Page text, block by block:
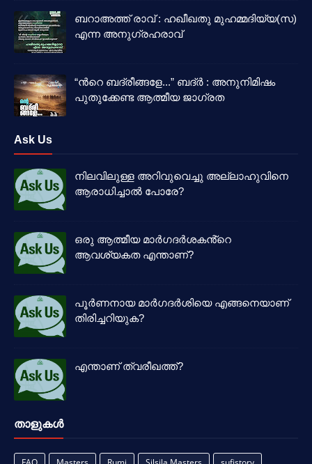
ബറാഅത്ത് രാവ് : ഹഖീഖതു മുഹമ്മദിയ്യ(സ)
എന്ന അനുഗ്രഹരാവ്
“ൻറെ ബദ്‌രീങ്ങളേ...” ബദ്‌ർ : അനുനിമിഷം
പുതുക്കേണ്ട ആത്മീയ ജാഗ്രത
Ask Us
നിലവിലുള്ള അറിവുവെച്ചു അല്ലാഹുവിനെ
ആരാധിച്ചാൽ പോരേ?
ഒരു ആത്മീയ മാർഗദർശകൻ്റെ
ആവശ്യകത എന്താണ്?
പൂർണനായ മാർഗദർശിയെ എങ്ങനെയാണ്
തിരിച്ചറിയുക?
എന്താണ് ത്വരീഖത്ത്?
താളുകള്‍